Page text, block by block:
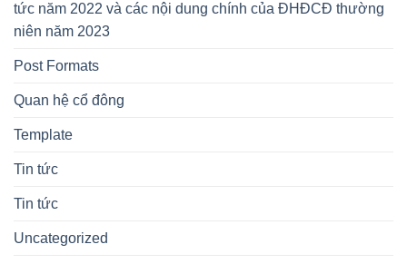
tức năm 2022 và các nội dung chính của ĐHĐCĐ thường
niên năm 2023
Post Formats
Quan hệ cổ đông
Template
Tin tức
Tin tức
Uncategorized